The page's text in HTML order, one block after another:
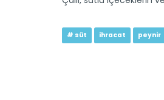
# süt ihracat peynir